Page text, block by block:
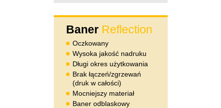
Baner Reflection
Oczkowany
Wysoka jakość nadruku
Długi okres użytkowania
Brak łączeń/zgrzewań
(druk w całości)
Mocniejszy materiał
Baner odblaskowy